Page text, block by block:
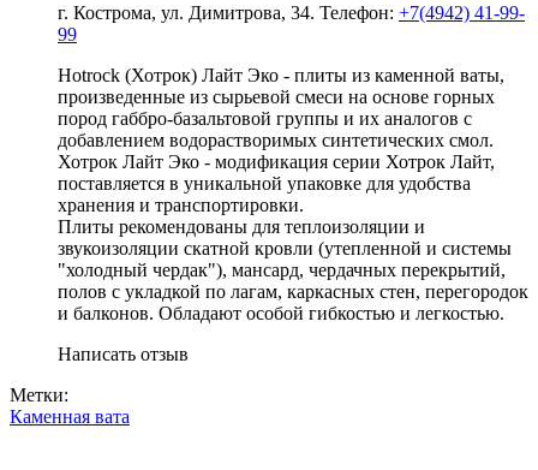
г. Кострома, ул. Димитрова, 34. Телефон: +7(4942) 41-99-
99
Hotrock (Хотрок) Лайт Эко - плиты из каменной ваты,
произведенные из сырьевой смеси на основе горных
пород габбро-базальтовой группы и их аналогов с
добавлением водорастворимых синтетических смол.
Хотрок Лайт Эко - модификация серии Хотрок Лайт,
поставляется в уникальной упаковке для удобства
хранения и транспортировки.
Плиты рекомендованы для теплоизоляции и
звукоизоляции скатной кровли (утепленной и системы
"холодный чердак"), мансард, чердачных перекрытий,
полов с укладкой по лагам, каркасных стен, перегородок
и балконов. Обладают особой гибкостью и легкостью.
Написать отзыв
Метки:
Каменная вата